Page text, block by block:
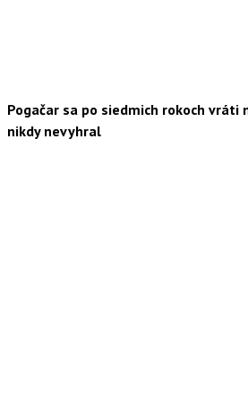
Pogačar sa po siedmich rokoch vráti
nikdy nevyhral